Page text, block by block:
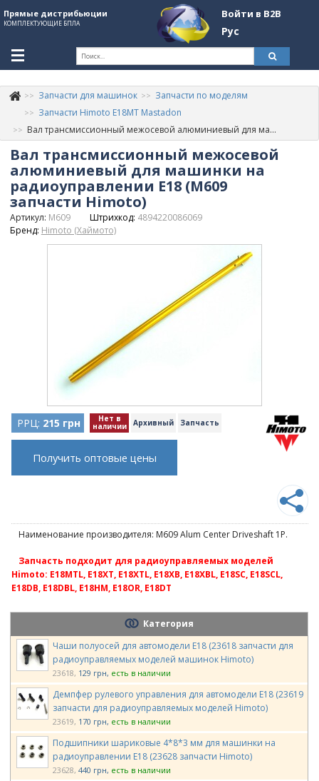
Прямые дистрибьюции
КОМПЛЕКТУЮЩИЕ БПЛА
Войти в B2B
Рус
+380507774092
Информация о компании
About Company
Обзоры
Категории
Запчасти для машинок
Запчасти по моделям
Запчасти Himoto E18MT Mastadon
Вал трансмиссионный межосевой алюминиевый для машинки на радиоуправлении E18 (M609 запчасти Himoto)
Вал трансмиссионный межосевой
алюминиевый для машинки на
радиоуправлении E18 (M609
запчасти Himoto)
Артикул: M609 Штрихкод: 4894220086069
Бренд: Himoto (Хаймото)
РРЦ: 215 грн Нет в
наличии Архивный Запчасть
Получить оптовые цены
Наименование производителя: M609 Alum Center Driveshaft 1P.
Запчасть подходит для радиоуправляемых моделей
Himoto: E18MTL, E18XT, E18XTL, E18XB, E18XBL, E18SC, E18SCL,
E18DB, E18DBL, E18HM, E18OR, E18DT
Категория
Чаши полуосей для автомодели E18 (23618 запчасти для
радиоуправляемых моделей машинок Himoto)
23618 129 грн есть в наличии
Демпфер рулевого управления для автомодели E18 (23619
запчасти для радиоуправляемых моделей Himoto)
23619 170 грн есть в наличии
Подшипники шариковые 4*8*3 мм для машинки на
радиоуправлении E18 (23628 запчасти Himoto)
23628 440 грн есть в наличии